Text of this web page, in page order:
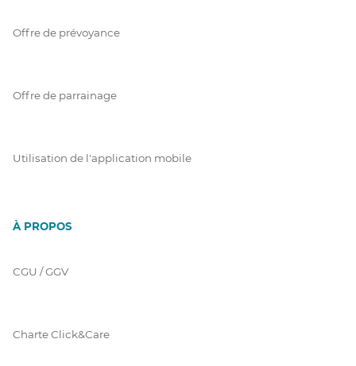
Offre de prévoyance
Offre de parrainage
Utilisation de l'application mobile
À PROPOS
CGU / GGV
Charte Click&Care